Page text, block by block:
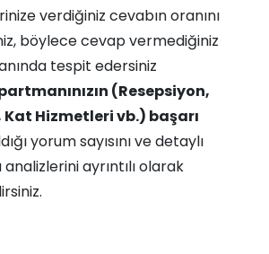
verdiğiniz cevabın oranını
böylece cevap vermediğiniz
tespit edersiniz
(Resepsiyon,
Hizmetleri vb.) başarı
yorum sayısını ve detaylı
ayrıntılı olarak